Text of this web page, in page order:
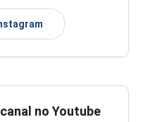
no Youtube